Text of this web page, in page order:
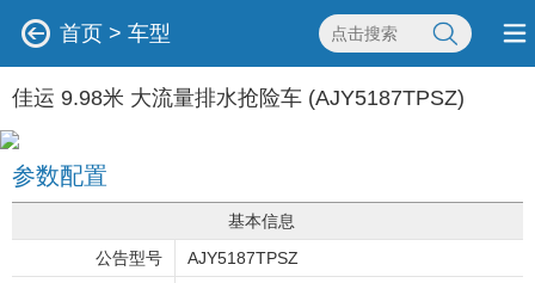
首页 > 车型
佳运 9.98米 大流量排水抢险车 (AJY5187TPSZ)
参数配置
基本信息
公告型号
AJY5187TPSZ